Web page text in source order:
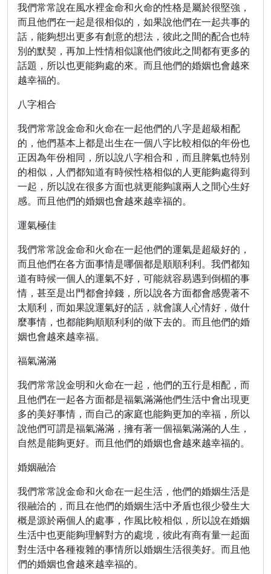
我們常常說在風水裡金命和火命的性格是屬於很堅強，
而且他們在一起是很相似的，如果說他們在一起共事的
話，能夠想出更多有創意的想法，彼此之間的配合也特
別的默契，再加上性情相似讓他們彼此之間都有更多的
話題，所以也更能夠處的來。而且他們的婚姻也會越來
越幸福的。
八字相合
我們常常說金命和火命在一起他們的八字是超級相配
的，他們基本上都是出生在一個八字比較相似的年份也
正因為年份相同，所以說八字相合和，而且脾氣也特別
的相似，人們都知道有時候性格相似的人更能夠處得到
一起，所以說在很多方面也就更能夠讓兩人之間心生好
感。而且他們的婚姻也會越來越幸福的。
運氣極佳
我們常常說金命和火命在一起他們的運氣是超級好的，
而且他們在各方面事情是哪個都是順順利利。我們都知
道有時候一個人的運氣不好，可能就容易遇到倒楣的事
情，甚至是出門都會掉錢，所以說各方面都會感覺著不
太順利，而如果說運氣好的話，就會讓人心情好，做什
麼事情，也都能夠順順利利的做下去的。而且他們的婚
姻也會越來越幸福。
福氣滿滿
我們常常說金明和火命在一起，他們的五行是相配，而
且他們在一起各方面都是福氣滿滿他們生活中會出現更
多的美好事情，而自己的家庭也能夠更加的幸福，所以
說他們可謂是福氣滿滿，擁有著一個福氣滿滿的人生，
自然是能夠更好。而且他們的婚姻也會越來越幸福的。
婚姻融洽
我們常常說金命和火命在一起生活，他們的婚姻生活是
很融洽的，而且在他們的婚姻生活中矛盾也很少發生大
概是源於兩個人的處事，作風比較相似，所以說在婚姻
生活中也更能夠理解對方的處境，彼此有商有量一起面
對生活中各種複雜的事情所以婚姻生活很美好。而且他
們的婚姻也會越來越幸福的。